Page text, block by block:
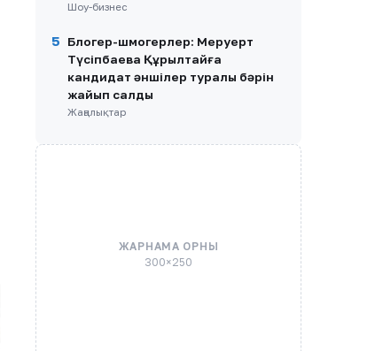
Шоу-бизнес
5
Блогер-шмогерлер: Меруерт
Түсіпбаева Құрылтайға
кандидат әншілер туралы бәрін
жайып салды
Жаңалықтар
ЖАРНАМА ОРНЫ
300×250